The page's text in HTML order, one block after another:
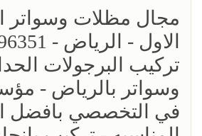
مجال مظلات وسواتر
تركيب البرجولات
وسواتر بالرياض -
في التخصصي بافضل